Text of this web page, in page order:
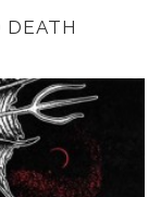
DEATH